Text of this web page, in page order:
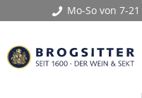
Mo-So von 7-